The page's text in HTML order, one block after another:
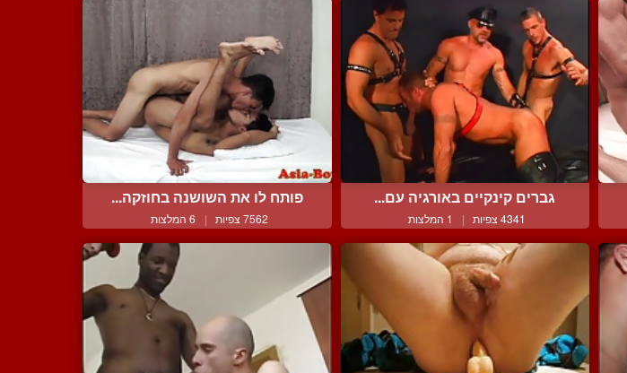
גברים קינקיים באורגיה עם...
4341 צפיות | 1 המלצות
פותח לו את השושנה בחוזקה...
7562 צפיות | 6 המלצות